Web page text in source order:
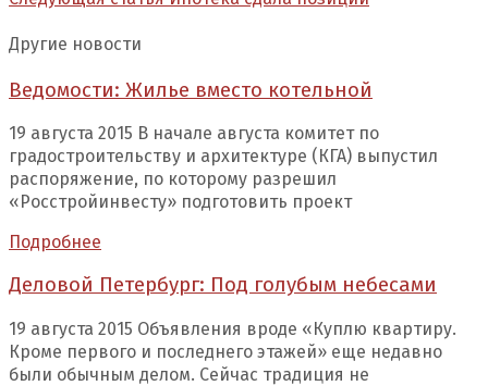
Другие новости
Ведомости: Жилье вместо котельной
19 августа 2015 В начале августа комитет по
градостроительству и архитектуре (КГА) выпустил
распоряжение, по которому разрешил
«Росстройинвесту» подготовить проект
Подробнее
Деловой Петербург: Под голубым небесами
19 августа 2015 Объявления вроде «Куплю квартиру.
Кроме первого и последнего этажей» еще недавно
были обычным делом. Сейчас традиция не